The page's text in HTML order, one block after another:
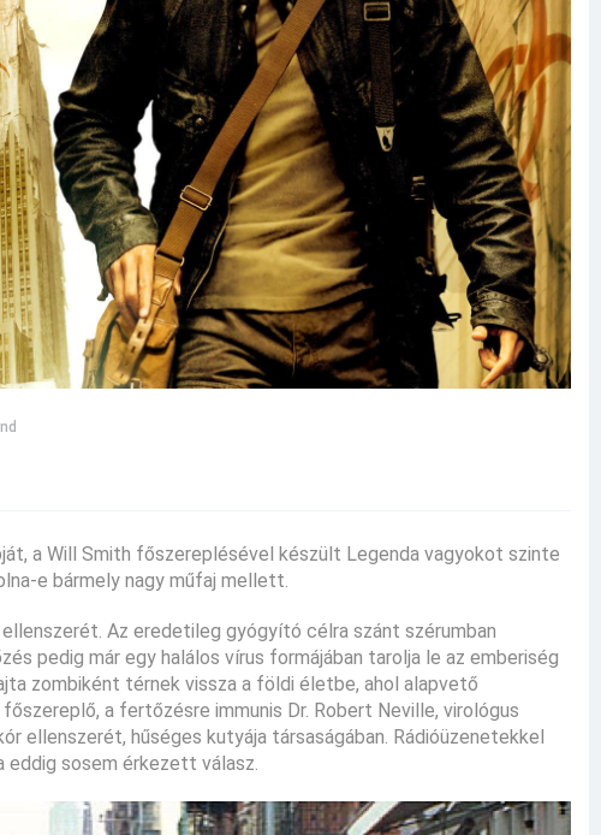
a Will Smith főszereplésével készült Legenda vagyokot szinte
e bármely nagy műfaj mellett.
Az eredetileg gyógyító célra szánt szérumban
pedig már egy halálos vírus formájában tarolja le az emberiség
zombiként térnek vissza a földi életbe, ahol alapvető
a fertőzésre immunis Dr. Robert Neville, virológus
ellenszerét, hűséges kutyája társaságában. Rádióüzenetekkel
eddig sosem érkezett válasz.